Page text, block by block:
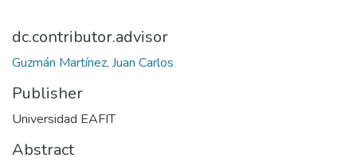
dc.contributor.advisor
Guzmán Martínez, Juan Carlos
Publisher
Universidad EAFIT
Abstract